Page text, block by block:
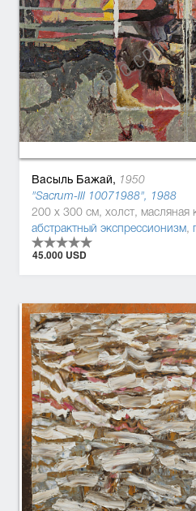
Васыль Бажай, 1950
"Sacrum-ІІІ 10071988", 1988
200 x 300 см, холст, масляная
абстрактный экспрессионизм,
45.000 USD